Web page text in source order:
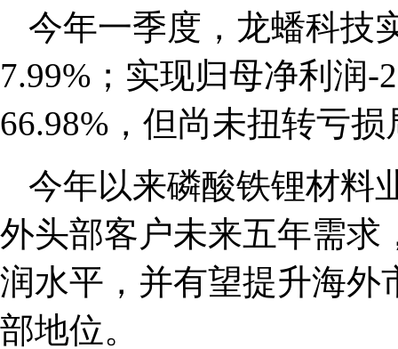
今年一季度，龙蟠科技
7.99%；实现归母净利润-
66.98%，但尚未扭转亏损
今年以来磷酸铁锂材料
外头部客户未来五年需求
润水平，并有望提升海外
部地位。